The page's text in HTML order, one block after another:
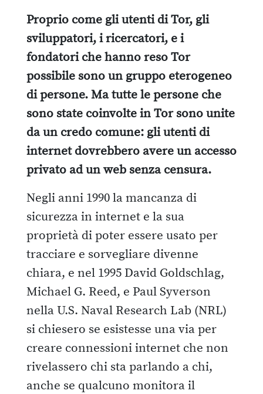
Proprio come gli utenti di Tor, gli
sviluppatori, i ricercatori, e i
fondatori che hanno reso Tor
possibile sono un gruppo eterogeneo
di persone. Ma tutte le persone che
sono state coinvolte in Tor sono unite
da un credo comune: gli utenti di
internet dovrebbero avere un accesso
privato ad un web senza censura.
Negli anni 1990 la mancanza di
sicurezza in internet e la sua
proprietà di poter essere usato per
tracciare e sorvegliare divenne
chiara, e nel 1995 David Goldschlag,
Michael G. Reed, e Paul Syverson
nella U.S. Naval Research Lab (NRL)
si chiesero se esistesse una via per
creare connessioni internet che non
rivelassero chi sta parlando a chi,
anche se qualcuno monitora il